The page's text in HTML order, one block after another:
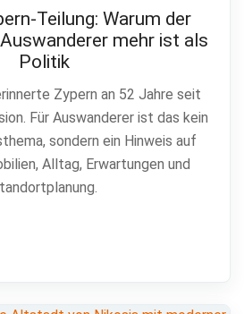
Teilung: Warum der
mehr ist als
Politik
Zypern an 52 Jahre seit
Für Auswanderer ist das kein
sondern ein Hinweis auf
Alltag, Erwartungen und